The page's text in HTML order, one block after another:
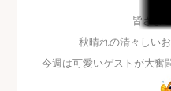
皆さま
秋晴れの清々しい
今週は可愛いゲストが大奮